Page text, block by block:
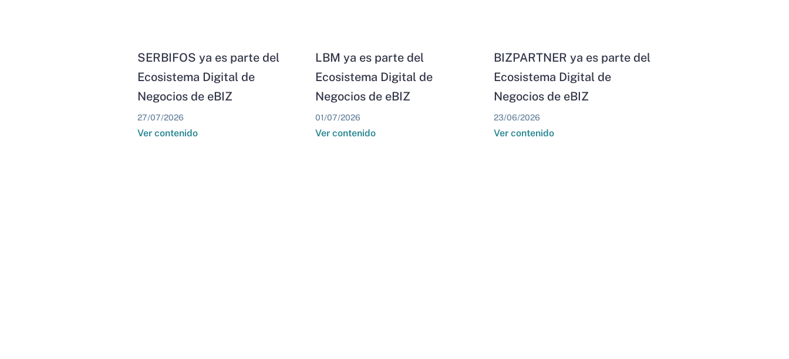
SERBIFOS ya es parte del
Ecosistema Digital de
Negocios de eBIZ
27/07/2026
Ver contenido
LBM ya es parte del
Ecosistema Digital de
Negocios de eBIZ
01/07/2026
Ver contenido
BIZPARTNER ya es parte del
Ecosistema Digital de
Negocios de eBIZ
23/06/2026
Ver contenido